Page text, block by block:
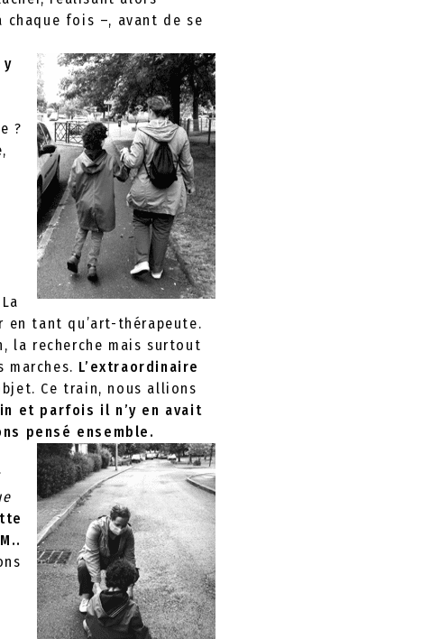
chaque fois –, avant de se
y
?
tant qu’art-thérapeute.
la recherche mais surtout
marches. L’extraordinaire
Ce train, nous allions
et parfois il n’y en avait
pensé ensemble.